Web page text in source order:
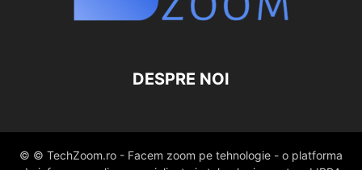
DESPRE NOI
© © TechZoom.ro - Facem zoom pe tehnologie - o platforma